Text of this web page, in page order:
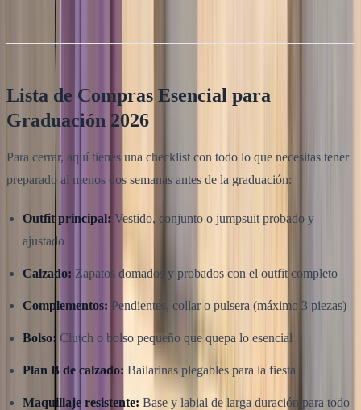
Lista de Compras Esencial para
Graduación 2026
Para cerrar, aquí tienes una checklist con todo lo que necesitas tener
preparado al menos dos semanas antes de la graduación:
Outfit principal: Vestido, conjunto o jumpsuit probado y
ajustado
Calzado: Zapatos domados y probados con el outfit completo
Complementos: Pendientes, collar o pulsera (máximo 3 piezas)
Bolso: Clutch o bolso pequeño que quepa lo esencial
Plan B de calzado: Bailarinas plegables para la fiesta
Maquillaje resistente: Base y labial de larga duración para todo